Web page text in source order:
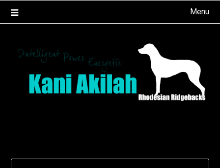
naar
Menu